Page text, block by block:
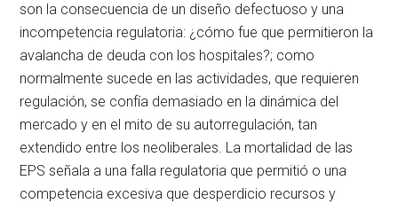
son la consecuencia de un diseño defectuoso y una
incompetencia regulatoria: ¿cómo fue que permitieron la
avalancha de deuda con los hospitales?; como
normalmente sucede en las actividades, que requieren
regulación, se confía demasiado en la dinámica del
mercado y en el mito de su autorregulación, tan
extendido entre los neoliberales. La mortalidad de las
EPS señala a una falla regulatoria que permitió o una
competencia excesiva que desperdicio recursos y